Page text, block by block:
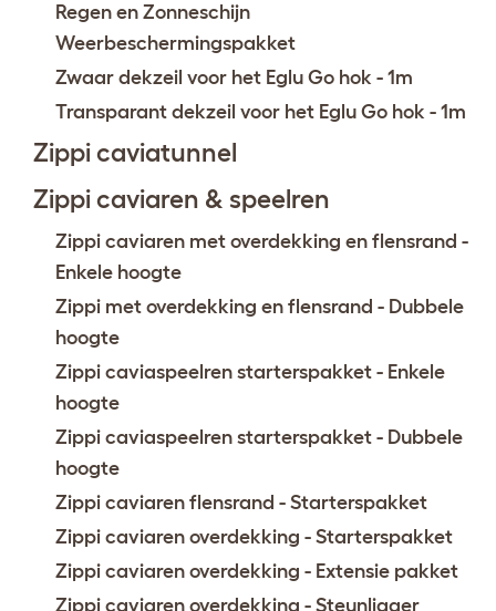
Regen en Zonneschijn
Weerbeschermingspakket
Zwaar dekzeil voor het Eglu Go hok - 1m
Transparant dekzeil voor het Eglu Go hok - 1m
Zippi caviatunnel
Zippi caviaren & speelren
Zippi caviaren met overdekking en flensrand -
Enkele hoogte
Zippi met overdekking en flensrand - Dubbele
hoogte
Zippi caviaspeelren starterspakket - Enkele
hoogte
Zippi caviaspeelren starterspakket - Dubbele
hoogte
Zippi caviaren flensrand - Starterspakket
Zippi caviaren overdekking - Starterspakket
Zippi caviaren overdekking - Extensie pakket
Zippi caviaren overdekking - Steunligger